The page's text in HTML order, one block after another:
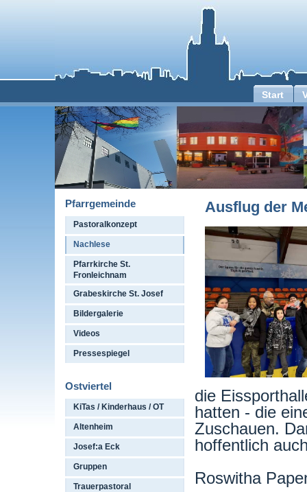
Start
Pfarrgemeinde
Pastoralkonzept
Nachlese
Pfarrkirche St.
Fronleichnam
Grabeskirche St. Josef
Bildergalerie
Videos
Pressespiegel
Ostviertel
KiTas / Kinderhaus / OT
Altenheim
Josef:a Eck
Gruppen
Trauerpastoral
Ausflug der
die
hatten - die
Zuschauen.
hoffentlich
Roswitha